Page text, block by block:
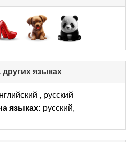
языках
to
collapse
, русский
языках: русский,